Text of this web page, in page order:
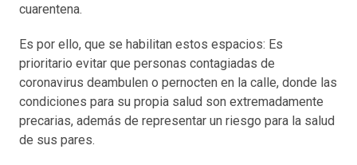
cuarentena.
Es por ello, que se habilitan estos espacios: Es
prioritario evitar que personas contagiadas de
coronavirus deambulen o pernocten en la calle, donde las
condiciones para su propia salud son extremadamente
precarias, además de representar un riesgo para la salud
de sus pares.